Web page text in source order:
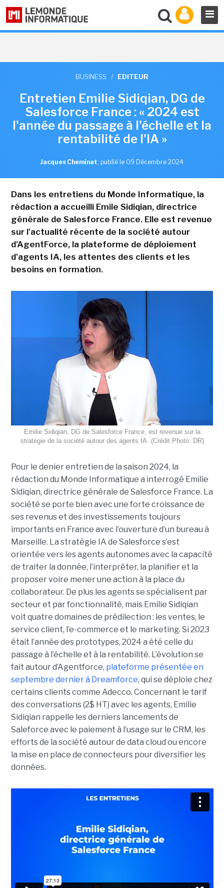
BUSINESS / EDITEUR
Entretien Emilie Sidiqian, DG de
Salesforce France : « 2024 est
l'année du passage à l'échelle et la
rentabilité de l'IA »
Jacques Cheminat, publié le 09 Décembre 2024
Dans les entretiens du Monde Informatique, la
rédaction a accueilli Emile Sidiqian, directrice
générale de Salesforce France. Elle est revenue
sur l'actualité récente de la société autour
d'AgentForce, la plateforme de déploiement
d'agents IA, les attentes des clients et les
besoins en formation.
Emilie Sidiqian, DG de Salesforce France, est revenue sur la
stratégie de la société autour des agents IA. (Crédit Photo: DR)
Pour le denier entretien de la saison 2024, la
rédaction du Monde Informatique a interrogé Emilie
Sidiqian, directrice générale de Salesforce France. La
société se porte bien avec une forte croissance de
ses revenus et des investissements toujours
importants en France avec l’ouverture d’un bureau à
Marseille. La stratégie IA de Salesforce s’est
orientée vers les agents autonomes avec la capacité
de traiter la donnée, l’interpréter, la planifier et la
proposer voire mener une action à la place du
collaborateur. De plus les agents se spécialisent par
secteur et par fonctionnalité, mais Emilie Sidiqian
voit quatre domaines de prédilection : les ventes, le
service client, l’e-commerce et le marketing. Si 2023
était l’année des prototypes, 2024 a été celle du
passage à l’échelle et à la rentabilité. L’évolution se
fait autour d’Agentforce, plateforme présentée en
septembre dernier à Dreamforce, qui se déploie chez
certains clients comme Adecco. Concernant le tarif
des conversations (2$ HT) avec les agents, Emilie
Sidiqian rappelle les derniers lancements de
Saleforce avec le paiement à l’usage sur le CRM, les
efforts de la société autour de data cloud ou encore
la mise en place de connecteurs pour diversifier les
données.